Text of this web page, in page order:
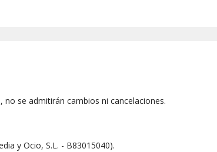
se admitirán cambios ni cancelaciones.
y Ocio, S.L. - B83015040).